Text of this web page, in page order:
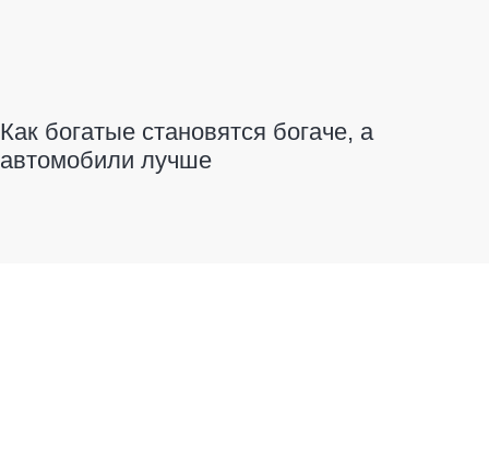
Как богатые становятся богаче, а
автомобили лучше